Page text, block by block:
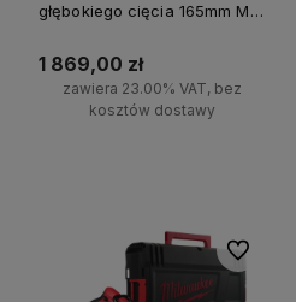
głębokiego cięcia 165mm M18
1 869,00 zł
zawiera 23.00% VAT, bez
kosztów dostawy
Do